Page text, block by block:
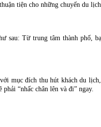
tiện cho những chuyến du lịch
sau: Từ trung tâm thành phố,
mục đích thu hút khách du
“nhấc chân lên và đi” ngay.